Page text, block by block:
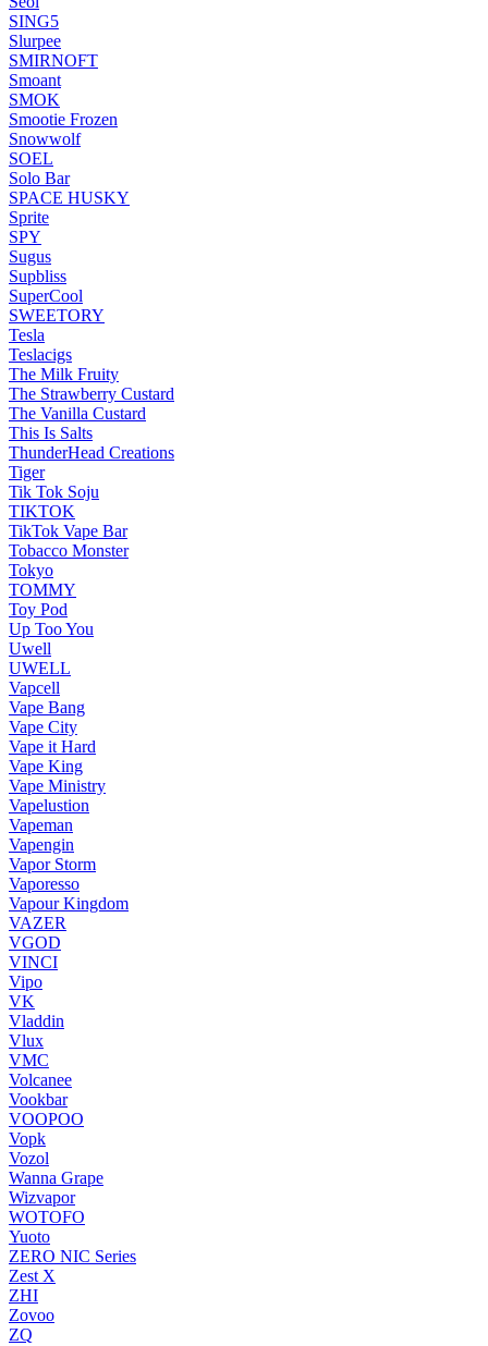
SING5
Slurpee
SMIRNOFT
Smoant
SMOK
Smootie Frozen
Snowwolf
SOEL
Solo Bar
SPACE HUSKY
Sprite
SPY
Sugus
Supbliss
SuperCool
SWEETORY
Tesla
Teslacigs
The Milk Fruity
The Strawberry Custard
The Vanilla Custard
This Is Salts
ThunderHead Creations
Tiger
Tik Tok Soju
TIKTOK
TikTok Vape Bar
Tobacco Monster
Tokyo
TOMMY
Toy Pod
Up Too You
Uwell
UWELL
Vapcell
Vape Bang
Vape City
Vape it Hard
Vape King
Vape Ministry
Vapelustion
Vapeman
Vapengin
Vapor Storm
Vaporesso
Vapour Kingdom
VAZER
VGOD
VINCI
Vipo
VK
Vladdin
Vlux
VMC
Volcanee
Vookbar
VOOPOO
Vopk
Vozol
Wanna Grape
Wizvapor
WOTOFO
Yuoto
ZERO NIC Series
Zest X
ZHI
Zovoo
ZQ